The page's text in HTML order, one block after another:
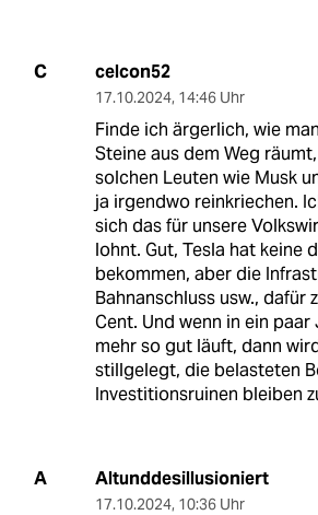
C celcon52
17.10.2024, 14:46 Uhr
Finde ich ärgerlich, wie
Steine aus dem Weg
solchen Leuten wie Musk
ja irgendwo reinkriechen.
sich das für unsere
lohnt. Gut, Tesla hat keine
bekommen, aber die
Bahnanschluss usw., dafür
Cent. Und wenn in ein
mehr so gut läuft, dann
stillgelegt, die belasteten
Investitionsruinen bleiben
A Altunddesillusioniert
17.10.2024, 10:36 Uhr